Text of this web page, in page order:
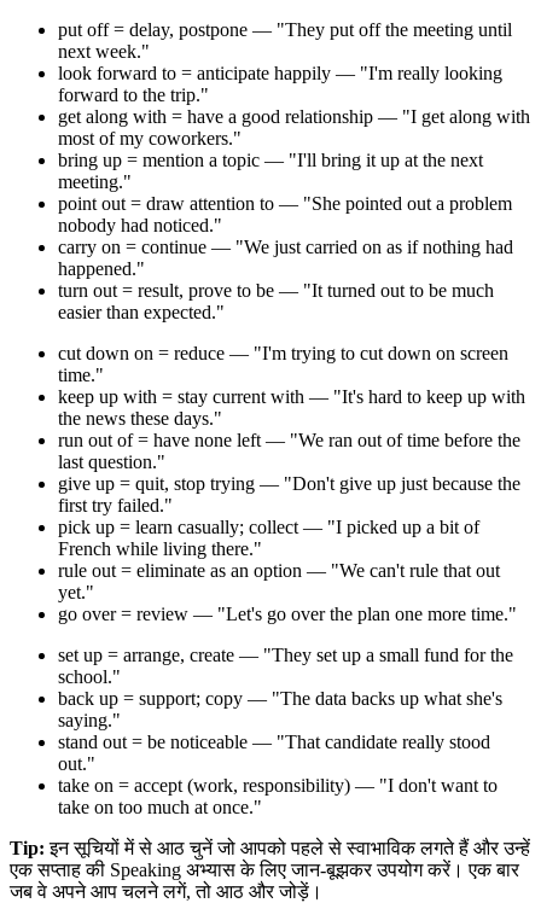
put off = delay, postpone — "They put off the meeting until
next week."
look forward to = anticipate happily — "I'm really looking
forward to the trip."
get along with = have a good relationship — "I get along with
most of my coworkers."
bring up = mention a topic — "I'll bring it up at the next
meeting."
point out = draw attention to — "She pointed out a problem
nobody had noticed."
carry on = continue — "We just carried on as if nothing had
happened."
turn out = result, prove to be — "It turned out to be much
easier than expected."
cut down on = reduce — "I'm trying to cut down on screen
time."
keep up with = stay current with — "It's hard to keep up with
the news these days."
run out of = have none left — "We ran out of time before the
last question."
give up = quit, stop trying — "Don't give up just because the
first try failed."
pick up = learn casually; collect — "I picked up a bit of
French while living there."
rule out = eliminate as an option — "We can't rule that out
yet."
go over = review — "Let's go over the plan one more time."
set up = arrange, create — "They set up a small fund for the
school."
back up = support; copy — "The data backs up what she's
saying."
stand out = be noticeable — "That candidate really stood
out."
take on = accept (work, responsibility) — "I don't want to
take on too much at once."
Tip: इन सूचियों में से आठ चुनें जो आपको पहले से स्वाभाविक लगते हैं और उन्हें
एक सप्ताह की Speaking अभ्यास के लिए जान-बूझकर उपयोग करें। एक बार
जब वे अपने आप चलने लगें, तो आठ और जोड़ें।